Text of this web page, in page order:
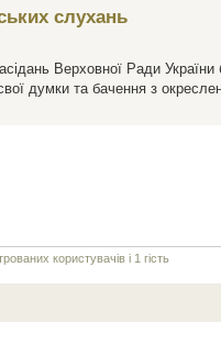
слухань
Верховної Ради
думки та бачення з
користувачів і 1 гість